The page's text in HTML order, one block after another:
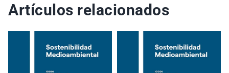
Artículos relacionados